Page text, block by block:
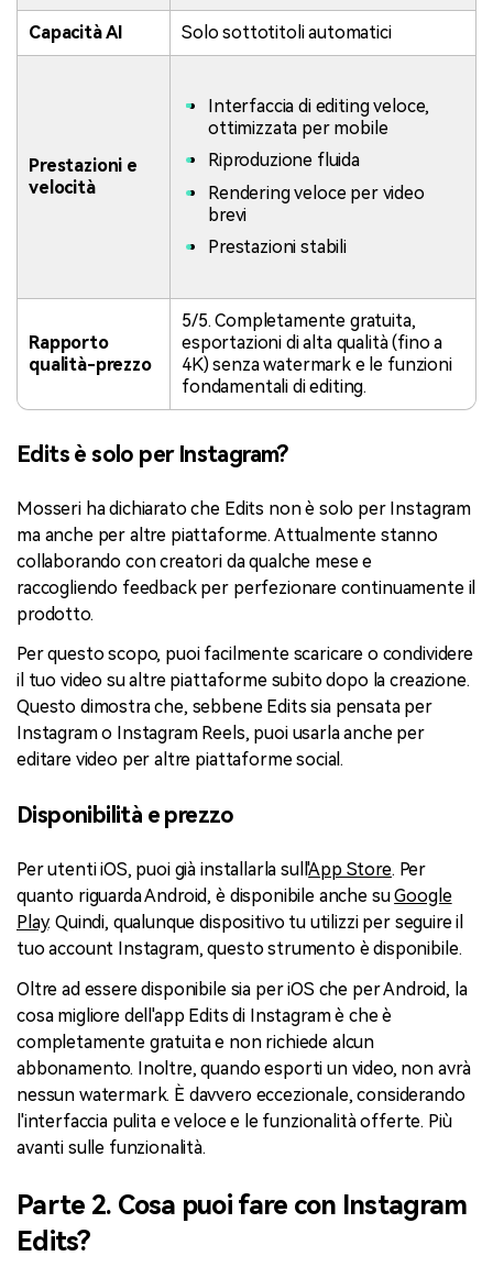
Capacità AI Solo sottotitoli automatici
Prestazioni e
velocità
Interfaccia di editing veloce,
ottimizzata per mobile
Riproduzione fluida
Rendering veloce per video
brevi
Prestazioni stabili
Rapporto
qualità-prezzo
5/5. Completamente gratuita,
esportazioni di alta qualità (fino a
4K) senza watermark e le funzioni
fondamentali di editing.
Edits è solo per Instagram?
Mosseri ha dichiarato che Edits non è solo per Instagram
ma anche per altre piattaforme. Attualmente stanno
collaborando con creatori da qualche mese e
raccogliendo feedback per perfezionare continuamente il
prodotto.
Per questo scopo, puoi facilmente scaricare o condividere
il tuo video su altre piattaforme subito dopo la creazione.
Questo dimostra che, sebbene Edits sia pensata per
Instagram o Instagram Reels, puoi usarla anche per
editare video per altre piattaforme social.
Disponibilità e prezzo
Per utenti iOS, puoi già installarla sull'App Store. Per
quanto riguarda Android, è disponibile anche suGoogle
Play. Quindi, qualunque dispositivo tu utilizzi per seguire il
tuo account Instagram, questo strumento è disponibile.
Oltre ad essere disponibile sia per iOS che per Android, la
cosa migliore dell'app Edits di Instagram è che è
completamente gratuita e non richiede alcun
abbonamento. Inoltre, quando esporti un video, non avrà
nessun watermark. È davvero eccezionale, considerando
l'interfaccia pulita e veloce e le funzionalità offerte. Più
avanti sulle funzionalità.
Parte 2. Cosa puoi fare con Instagram
Edits?